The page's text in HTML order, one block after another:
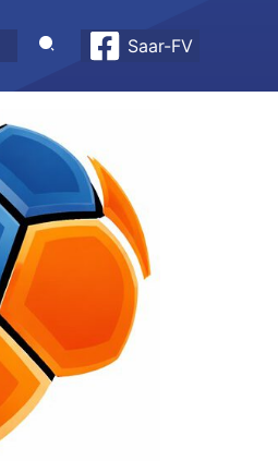
Saar-FV